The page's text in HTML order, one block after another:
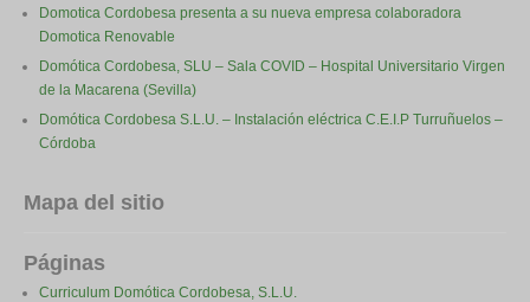
Domotica Cordobesa presenta a su nueva empresa colaboradora
Domotica Renovable
Domótica Cordobesa, SLU – Sala COVID – Hospital Universitario Virgen
de la Macarena (Sevilla)
Domótica Cordobesa S.L.U. – Instalación eléctrica C.E.I.P Turruñuelos –
Córdoba
Mapa del sitio
Páginas
Curriculum Domótica Cordobesa, S.L.U.